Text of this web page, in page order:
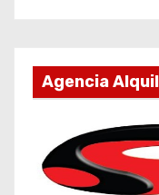
Agencia